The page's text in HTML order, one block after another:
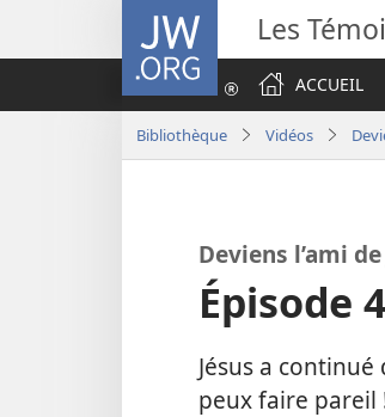
JW.ORG Les
ACCUEIL
Bibliothèque Vidéos
Deviens l’ami
Épisode
Jésus a
peux faire pareil